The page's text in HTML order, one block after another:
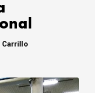
Carrillo